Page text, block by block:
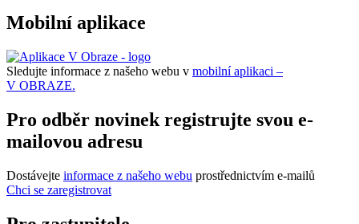
Mobilní aplikace
Sledujte informace z našeho webu v mobilní aplikaci –
V OBRAZE.
Pro odběr novinek registrujte svou e-
mailovou adresu
Dostávejte informace z našeho webu prostřednictvím e-mailů
Chci se zaregistrovat